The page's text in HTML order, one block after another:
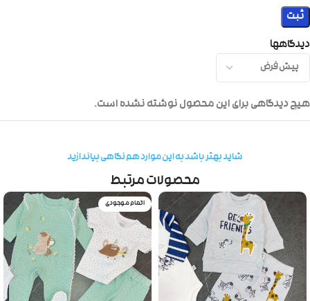
دیدگاهها
هیچ دیدگاهی برای این محصول نوشته نشده است.
شاید بهتر باشد به این موارد هم نگاهی بیاندازید
محصولات مرتبط
اتمام موجودی